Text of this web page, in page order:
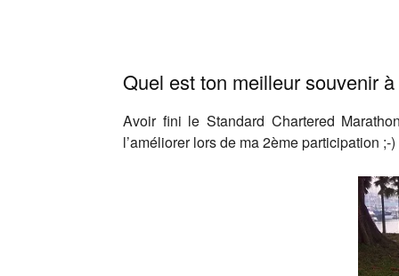
Quel est ton meilleur souvenir
Avoir fini le Standard Chartered
l’améliorer lors de ma 2ème participation ;-)